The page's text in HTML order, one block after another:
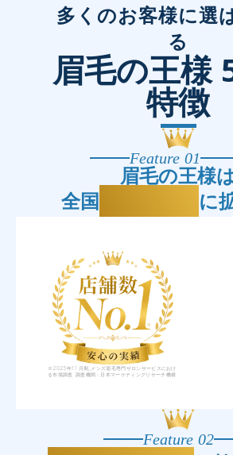
多くのお客様に選
る
眉毛の王様
特徴
Feature 01
眉毛の王様
全国25店舗に
※2025年11月期_メンズ眉毛専門サロンサービスにおけ
る市場調査 調査機関：日本マーケティングリサーチ機構
Feature 02